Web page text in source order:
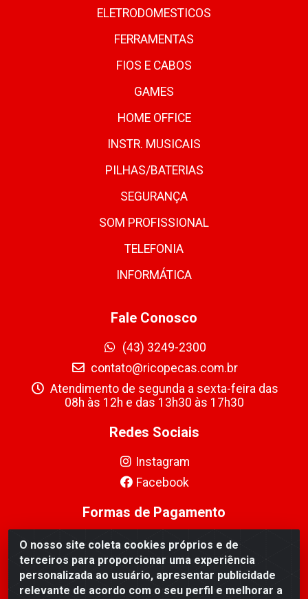
O nosso site coleta cookies próprios e de
terceiros para proporcionar uma experiência
personalizada ao usuário, apresentar publicidade
relevante de acordo com o seu perfil e melhorar a
ELETRODOMESTICOS
FERRAMENTAS
FIOS E CABOS
GAMES
HOME OFFICE
INSTR. MUSICAIS
PILHAS/BATERIAS
SEGURANÇA
SOM PROFISSIONAL
TELEFONIA
INFORMÁTICA
Fale Conosco
(43) 3249-2300
contato@ricopecas.com.br
Atendimento de segunda a sexta-feira das
08h às 12h e das 13h30 às 17h30
Redes Sociais
Instagram
Facebook
Formas de Pagamento
Ricopeças Comércio de componentes Eletrônicos Ltda -